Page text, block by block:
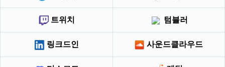
트위치 텀블러
링크드인 사운드클라우드